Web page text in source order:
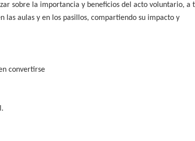
sobre la importancia y beneficios del acto voluntario, a
aulas y en los pasillos, compartiendo su impacto y
convertirse